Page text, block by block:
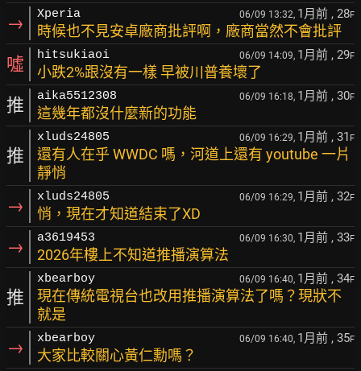
→ Xperia 06/09 13:32, 1月前 , 28F
時候也不見安卓廠商批評啊，廠商當然不會批評
噓 hitsukiaoi 06/09 14:09, 1月前 , 29F
小跌2%跟沒有一樣 早被川普養壞了
推 aika5512308 06/09 16:18, 1月前 , 30F
這幾年都沒什麼新的功能
推
xluds24805 06/09 16:29, 1月前 , 31 F
還有人在乎 WWDC 嗎，河道上還有 youtube 一片
靜悄
→ xluds24805 06/09 16:29, 1月前 , 32F
悄，現在才知道結束了XD
→ a3619453 06/09 16:30, 1月前 , 33F
2026年樓上不知道推播演算法
推
xbearboy 06/09 16:40, 1月前 , 34F
現在傳統電視台也改用推播演算法了嗎？現狀不
就是
→ xbearboy 06/09 16:40, 1月前 , 35F
大家比較關心黃仁勳嗎？